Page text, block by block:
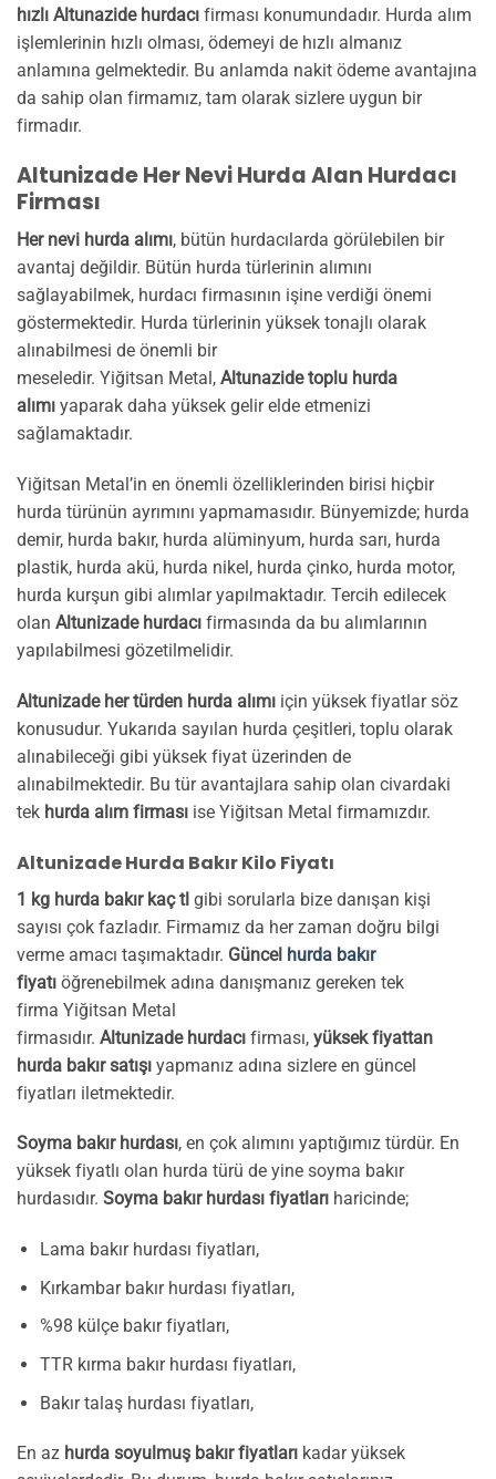
hızlı Altunazide hurdacı firması konumundadır. Hurda alım
işlemlerinin hızlı olması, ödemeyi de hızlı almanız
anlamına gelmektedir. Bu anlamda nakit ödeme avantajına
da sahip olan firmamız, tam olarak sizlere uygun bir
firmadır.
Altunizade Her Nevi Hurda Alan Hurdacı
Firması
Her nevi hurda alımı, bütün hurdacılarda görülebilen bir
avantaj değildir. Bütün hurda türlerinin alımını
sağlayabilmek, hurdacı firmasının işine verdiği önemi
göstermektedir. Hurda türlerinin yüksek tonajlı olarak
alınabilmesi de önemli bir
meseledir. Yiğitsan Metal, Altunazide toplu hurda
alımı yaparak daha yüksek gelir elde etmenizi
sağlamaktadır.
Yiğitsan Metal’in en önemli özelliklerinden birisi hiçbir
hurda türünün ayrımını yapmamasıdır. Bünyemizde; hurda
demir, hurda bakır, hurda alüminyum, hurda sarı, hurda
plastik, hurda akü, hurda nikel, hurda çinko, hurda motor,
hurda kurşun gibi alımlar yapılmaktadır. Tercih edilecek
olan Altunizade hurdacı firmasında da bu alımlarının
yapılabilmesi gözetilmelidir.
Altunizade her türden hurda alımı için yüksek fiyatlar söz
konusudur. Yukarıda sayılan hurda çeşitleri, toplu olarak
alınabileceği gibi yüksek fiyat üzerinden de
alınabilmektedir. Bu tür avantajlara sahip olan civardaki
tek hurda alım firması ise Yiğitsan Metal firmamızdır.
Altunizade Hurda Bakır Kilo Fiyatı
1 kg hurda bakır kaç tl gibi sorularla bize danışan kişi
sayısı çok fazladır. Firmamız da her zaman doğru bilgi
verme amacı taşımaktadır. Güncel hurda bakır
fiyatı öğrenebilmek adına danışmanız gereken tek
firma Yiğitsan Metal
firmasıdır. Altunizade hurdacı firması, yüksek fiyattan
hurda bakır satışı yapmanız adına sizlere en güncel
fiyatları iletmektedir.
Soyma bakır hurdası, en çok alımını yaptığımız türdür. En
yüksek fiyatlı olan hurda türü de yine soyma bakır
hurdasıdır. Soyma bakır hurdası fiyatları haricinde;
Lama bakır hurdası fiyatları,
Kırkambar bakır hurdası fiyatları,
%98 külçe bakır fiyatları,
TTR kırma bakır hurdası fiyatları,
Bakır talaş hurdası fiyatları,
En az hurda soyulmuş bakır fiyatları kadar yüksek